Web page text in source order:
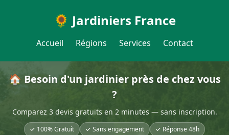
🌻 Jardiniers France
Accueil Régions Services Contact
🏠 Besoin d'un jardinier près de chez vous
?
Comparez 3 devis gratuits en 2 minutes — sans inscription.
✓ 100% Gratuit ✓ Sans engagement ✓ Réponse 48h